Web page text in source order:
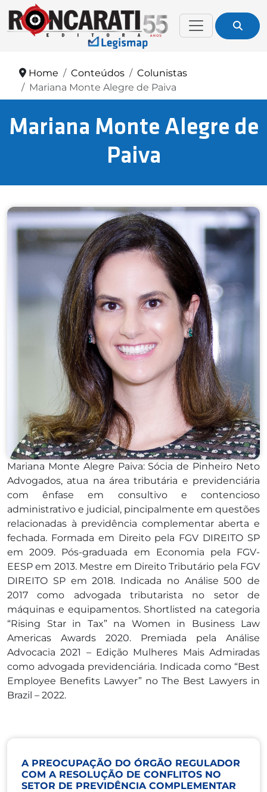
Home Conteúdos
Colunistas
Mariana Monte Alegre de Paiva
Mariana Monte Alegre de
Paiva
Mariana Monte Alegre Paiva: Sócia de Pinheiro Neto
Advogados, atua na área tributária e previdenciária
com ênfase em consultivo e contencioso
administrativo e judicial, pincipalmente em questões
relacionadas à previdência complementar aberta e
fechada. Formada em Direito pela FGV DIREITO SP
em 2009. Pós-graduada em Economia pela FGV-
EESP em 2013. Mestre em Direito Tributário pela FGV
DIREITO SP em 2018. Indicada no Análise 500 de
2017 como advogada tributarista no setor de
máquinas e equipamentos. Shortlisted na categoria
“Rising Star in Tax” na Women in Business Law
Americas Awards 2020. Premiada pela Análise
Advocacia 2021 – Edição Mulheres Mais Admiradas
como advogada previdenciária. Indicada como “Best
Employee Benefits Lawyer” no The Best Lawyers in
Brazil – 2022.
A PREOCUPAÇÃO DO ÓRGÃO REGULADOR
COM A RESOLUÇÃO DE CONFLITOS NO
SETOR DE PREVIDÊNCIA COMPLEMENTAR